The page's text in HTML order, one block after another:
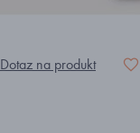
Dotaz na produkt